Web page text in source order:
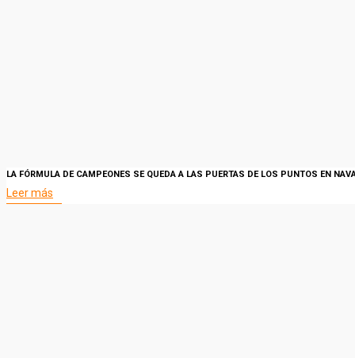
LA FÓRMULA DE CAMPEONES SE QUEDA A LAS PUERTAS DE LOS PUNTOS EN
Leer más